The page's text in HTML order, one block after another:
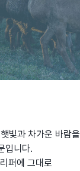
빛과 차가운 바람을
입니다.
퍼에 그대로